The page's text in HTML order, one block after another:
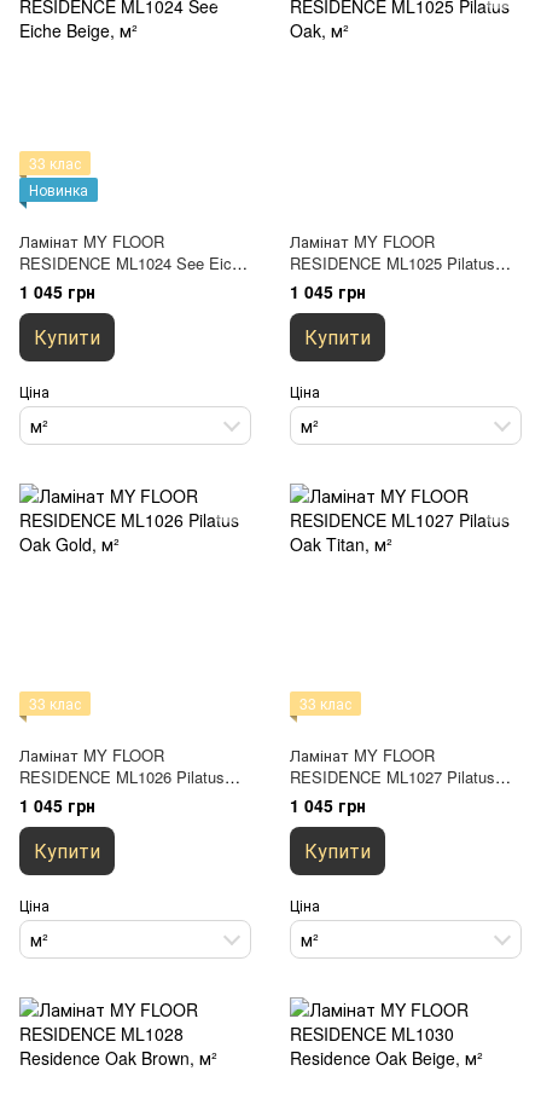
33 клас
Новинка
Ламінат MY FLOOR
RESIDENCE ML1024 See Eiche
Beige
1 045 грн
Купити
Ціна
м²
Ламінат MY FLOOR
RESIDENCE ML1025 Pilatus
Oak
1 045 грн
Купити
Ціна
м²
33 клас
Ламінат MY FLOOR
RESIDENCE ML1026 Pilatus
Oak Gold
1 045 грн
Купити
Ціна
м²
33 клас
Ламінат MY FLOOR
RESIDENCE ML1027 Pilatus
Oak Titan
1 045 грн
Купити
Ціна
м²